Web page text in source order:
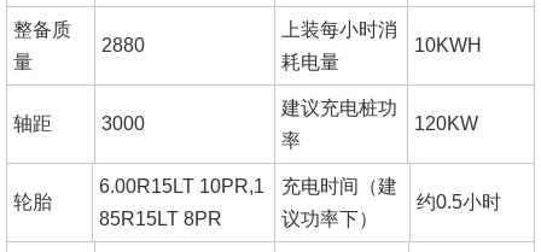
整备质
量
2880
上装每小时消
耗电量
10KWH
轴距 3000
建议充电桩功
率
120KW
轮胎
6.00R15LT 10PR,1
85R15LT 8PR
充电时间（建
议功率下）
约0.5小时